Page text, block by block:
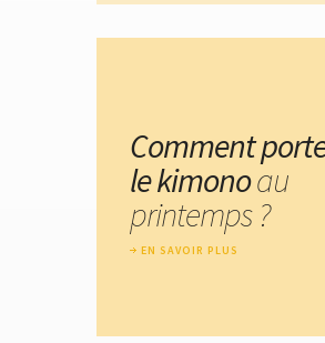
Comment
le kimonoau
printemps ?
EN SAVOIR PLUS